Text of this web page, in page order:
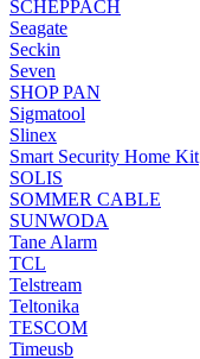
SCHEPPACH
Seagate
Seckin
Seven
SHOP PAN
Sigmatool
Slinex
Smart Security Home Kit
SOLIS
SOMMER CABLE
SUNWODA
Tane Alarm
TCL
Telstream
Teltonika
TESCOM
Timeusb